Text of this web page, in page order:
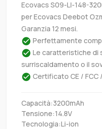
Ecovacs S09-LI-148-
per Ecovacs Deebot
Garanzia 12 mesi.
Perfettamente
Le caratteristiche di
surriscaldamento o il
Certificato CE / FCC
Capacità:3200mAh
Tensione:14.8V
Tecnologia:Li-ion